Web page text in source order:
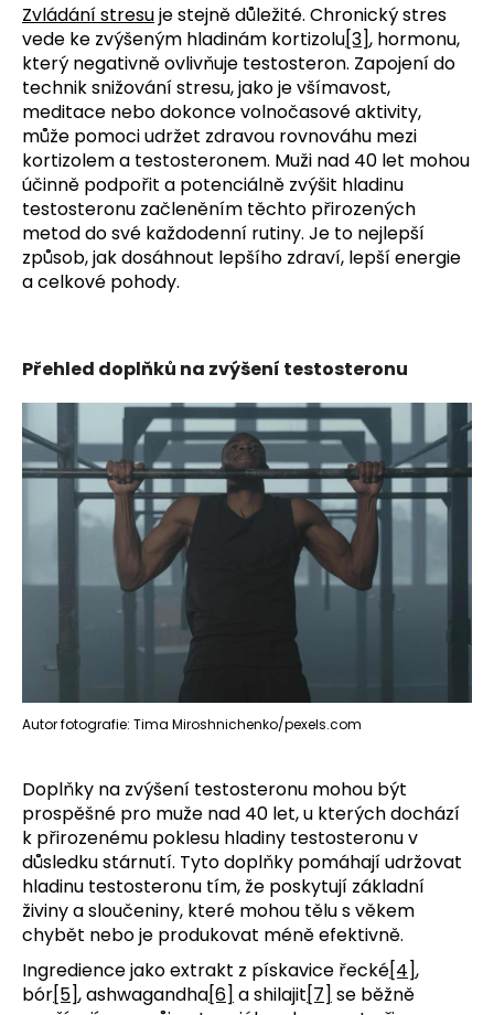
Zvládání stresuje stejně důležité. Chronický stres
vede ke zvýšeným hladinám kortizolu[3], hormonu,
který negativně ovlivňuje testosteron. Zapojení do
technik snižování stresu, jako je všímavost,
meditace nebo dokonce volnočasové aktivity,
může pomoci udržet zdravou rovnováhu mezi
kortizolem a testosteronem. Muži nad 40 let mohou
účinně podpořit a potenciálně zvýšit hladinu
testosteronu začleněním těchto přirozených
metod do své každodenní rutiny. Je to nejlepší
způsob, jak dosáhnout lepšího zdraví, lepší energie
a celkové pohody.
Přehled doplňků na zvýšení testosteronu
Autor fotografie: Tima Miroshnichenko/pexels.com
Doplňky na zvýšení testosteronu mohou být
prospěšné pro muže nad 40 let, u kterých dochází
k přirozenému poklesu hladiny testosteronu v
důsledku stárnutí. Tyto doplňky pomáhají udržovat
hladinu testosteronu tím, že poskytují základní
živiny a sloučeniny, které mohou tělu s věkem
chybět nebo je produkovat méně efektivně.
Ingredience jako extrakt z pískavice řecké[4],
bór[5], ashwagandha[6] a shilajit[7] se běžně